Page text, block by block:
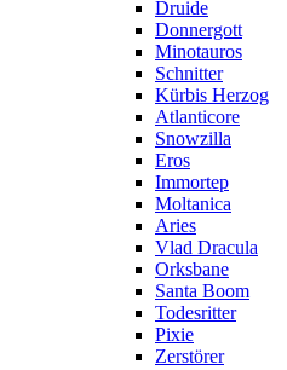
Druide
Donnergott
Minotauros
Schnitter
Kürbis Herzog
Atlanticore
Snowzilla
Eros
Immortep
Moltanica
Aries
Vlad Dracula
Orksbane
Santa Boom
Todesritter
Pixie
Zerstörer